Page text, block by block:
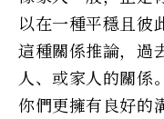
以在一種平穩且彼
這種關係推論，過
人、或家人的關係
你們更擁有良好的